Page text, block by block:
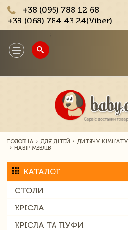
+38 (095) 788 12 68
+38 (068) 784 43 24(Viber)
Toggle
navigation
ГОЛОВНА ДЛЯ ДІТЕЙ ДИТЯЧУ КІМНАТУ
НАБІР МЕБЛІВ
КАТАЛОГ
СТОЛИ
КРІСЛА
КРІСЛА ТА ПУФИ